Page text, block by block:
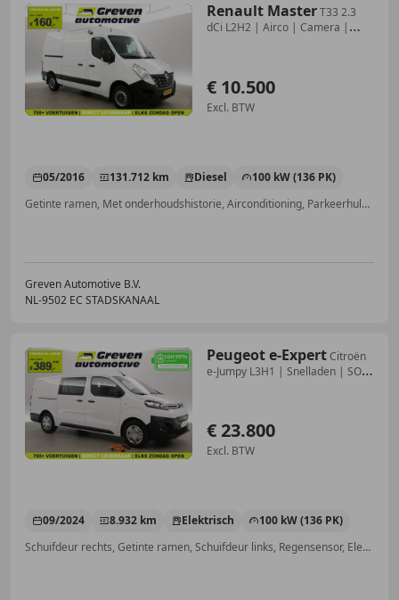
Renault MasterT33 2.3
dCi L2H2 | Airco | Camera |
€ 10.500
Excl. BTW
05/2016 131.712 km Diesel
100 kW (136 PK)
Getinte ramen, Met onderhoudshistorie, Airconditioning, Parkeerhulp met camera, Standkachel, Bluetooth, Airbag passagier, Trekhaak
Greven Automotive B.V.
NL-9502 EC STADSKANAAL
Peugeot e-ExpertCitroën
e-Jumpy L3H1 | Snelladen | SOH
€ 23.800
Excl. BTW
09/2024 8.932 km Elektrisch
100 kW (136 PK)
Schuifdeur rechts, Getinte ramen, Schuifdeur links, Regensensor, Electronic Stability Program, Dodehoekdetectie, Met onderhoudshistorie, Stoelverwarming